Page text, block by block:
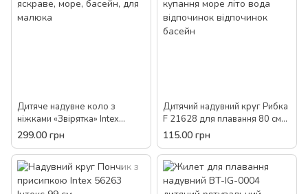
Дитяче надувне коло з
ніжками «Звірятка» Intex
59570, 76х58 см, з вушками,
яскраве, море, басейн, для
малюка
299.00 грн
Дитячий надувний круг Рибка
F 21628 для плавання 80 см
для купання море літо вода
відпочинок відпочинок
басейн
115.00 грн